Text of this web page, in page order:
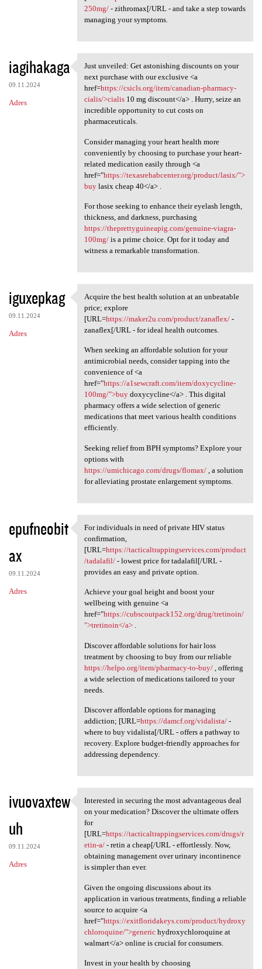
250mg/- zithromax[/URL - and take a step towards
managing your symptoms.
iagihakaga
09.11.2024
Adres
Just unveiled: Get
Just unveiled: Get astonishing discounts on your
next purchase with our exclusive <a
href=https://csicls.org/item/canadian-pharmacy-
cialis/>cialis10 mg discount</a> . Hurry, seize an
incredible opportunity to cut costs on
pharmaceuticals.
Consider managing your heart health more
conveniently by choosing to purchase your heart-
related medication easily through <a
href="https://texasrehabcenter.org/product/lasix/">
buylasix cheap 40</a> .
For those seeking to enhance their eyelash length,
thickness, and darkness, purchasing
https://theprettyguineapig.com/genuine-viagra-
100mg/is a prime choice. Opt for it today and
witness a remarkable transformation.
iguxepkag
09.11.2024
Adres
Acquire the best health
Acquire the best health solution at an unbeatable
price; explore
[URL=https://maker2u.com/product/zanaflex/-
zanaflex[/URL - for ideal health outcomes.
When seeking an affordable solution for your
antimicrobial needs, consider tapping into the
convenience of <a
href="https://a1sewcraft.com/item/doxycycline-
100mg/">buydoxycycline</a> . This digital
pharmacy offers a wide selection of generic
medications that meet various health conditions
efficiently.
Seeking relief from BPH symptoms? Explore your
options with
https://umichicago.com/drugs/flomax/, a solution
for alleviating prostate enlargement symptoms.
epufneobit
ax
09.11.2024
Adres
For individuals in need of
For individuals in need of private HIV status
confirmation,
[URL=https://tacticaltrappingservices.com/product
/tadalafil/- lowest price for tadalafil[/URL -
provides an easy and private option.
Achieve your goal height and boost your
wellbeing with genuine <a
href="https://cubscoutpack152.org/drug/tretinoin/
">tretinoin</a>.
Discover affordable solutions for hair loss
treatment by choosing to buy from our reliable
https://helpo.org/item/pharmacy-to-buy/, offering
a wide selection of medications tailored to your
needs.
Discover affordable options for managing
addiction; [URL=https://damcf.org/vidalista/-
where to buy vidalista[/URL - offers a pathway to
recovery. Explore budget-friendly approaches for
addressing dependency.
ivuovaxtew
uh
09.11.2024
Adres
Interested in securing the
Interested in securing the most advantageous deal
on your medication? Discover the ultimate offers
for
[URL=https://tacticaltrappingservices.com/drugs/r
etin-a/- retin a cheap[/URL - effortlessly. Now,
obtaining management over urinary incontinence
is simpler than ever.
Given the ongoing discussions about its
application in various treatments, finding a reliable
source to acquire <a
href="https://exitfloridakeys.com/product/hydroxy
chloroquine/">generichydroxychloroquine at
walmart</a> online is crucial for consumers.
Invest in your health by choosing